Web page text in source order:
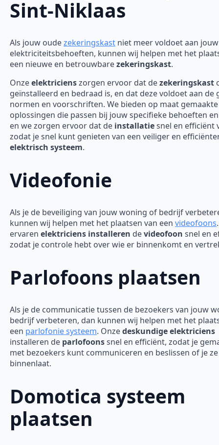
Sint-Niklaas
Als jouw oudezekeringskast niet meer voldoet aan jouw
elektriciteitsbehoeften, kunnen wij helpen met het
een nieuwe en betrouwbarezekeringskast.
Onzeelektricienszorgen ervoor dat dezekeringskast
geïnstalleerd en bedraad is, en dat deze voldoet aan de
normen en voorschriften. We bieden op maat gemaakte
oplossingen die passen bij jouw specifieke behoeften
en we zorgen ervoor dat de installatiesnel en efficiënt
zodat je snel kunt genieten van een veiliger en
elektrisch systeem.
Videofonie
Als je de beveiliging van jouw woning of bedrijf
kunnen wij helpen met het plaatsen van een videofoons
ervaren elektriciens installeren devideofoon snel en
zodat je controle hebt over wie er binnenkomt en
Parlofoons plaatsen
Als je de communicatie tussen de bezoekers van jouw
bedrijf verbeteren, dan kunnen wij helpen met het
een parlofonie systeem. Onzedeskundige elektriciens
installeren de parlofoonssnel en efficiënt, zodat je
met bezoekers kunt communiceren en beslissen of je ze
binnenlaat.
Domotica systeem
plaatsen